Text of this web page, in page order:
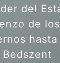
del
de
Bedszent